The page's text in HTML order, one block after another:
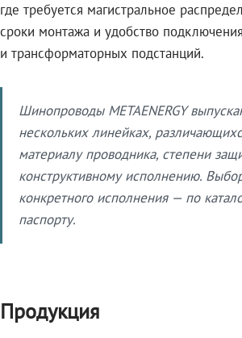
где требуется магистральное
сроки монтажа и удобство
и трансформаторных подстанций.
Шинопроводы METAENERGY
нескольких линейках,
материалу проводника, степени
конструктивному исполнению.
конкретного исполнения — по
паспорту.
Продукция